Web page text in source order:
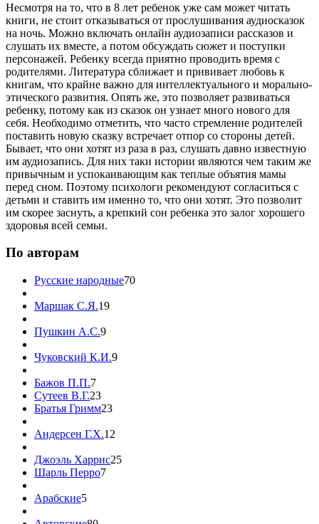
Несмотря на то, что в 8 лет ребенок уже сам может читать
книги, не стоит отказываться от прослушивания аудиосказок
на ночь. Можно включать онлайн аудиозаписи рассказов и
слушать их вместе, а потом обсуждать сюжет и поступки
персонажей. Ребенку всегда приятно проводить время с
родителями. Литература сближает и прививает любовь к
книгам, что крайне важно для интеллектуального и морально-
этического развития. Опять же, это позволяет развиваться
ребенку, потому как из сказок он узнает много нового для
себя. Необходимо отметить, что часто стремление родителей
поставить новую сказку встречает отпор со стороны детей.
Бывает, что они хотят из раза в раз, слушать давно известную
им аудиозапись. Для них таки истории являются чем таким же
привычным и успокаивающим как теплые объятия мамы
перед сном. Поэтому психологи рекомендуют согласиться с
детьми и ставить им именно то, что они хотят. Это позволит
им скорее заснуть, а крепкий сон ребенка это залог хорошего
здоровья всей семьи.
По авторам
Русские народные70
Маршак С.Я.19
Пушкин А.С.9
Чуковский К.И.9
Бажов П.П.7
Сутеев В.Г.23
Братья Гримм23
Андерсен Г.Х.12
Джоэль Харрис25
Шарль Перро7
Арабские5